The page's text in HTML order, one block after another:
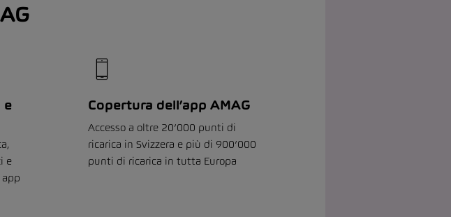
e
e
Copertura dell’app AMAG
Accesso a oltre 20’000 punti di
ricarica in Svizzera e più di 900’000
punti di ricarica in tutta Europa